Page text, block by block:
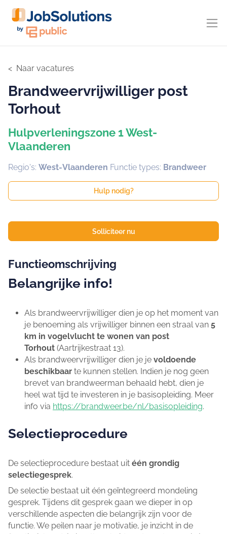
Naar vacatures
Brandweervrijwilliger post
Torhout
Hulpverleningszone 1 West-
Vlaanderen
Regio's: West-Vlaanderen Functie types: Brandweer
Hulp nodig?
Solliciteer nu
Functieomschrijving
Belangrijke info!
Als brandweervrijwilliger dien je op het moment van
je benoeming als vrijwilliger binnen een straal van 5
km in vogelvlucht te wonen van post
Torhout (Aartrijkestraat 13).
Als brandweervrijwilliger dien je je voldoende
beschikbaar te kunnen stellen. Indien je nog geen
brevet van brandweerman behaald hebt, dien je
heel wat tijd te investeren in je basisopleiding. Meer
info via https://brandweer.be/nl/basisopleiding.
Selectieprocedure
De selectieprocedure bestaat uit één grondig
selectiegesprek.
De selectie bestaat uit één geïntegreerd mondeling
gesprek. Tijdens dit gesprek gaan we dieper in op
verschillende aspecten die belangrijk zijn voor de
functie. We peilen naar je motivatie, je inzicht in de